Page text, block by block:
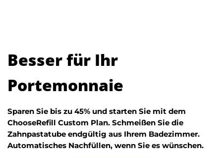
Besser für Ihr
Portemonnaie
Sparen Sie bis zu 45% und starten Sie mit dem
ChooseRefill Custom Plan. Schmeißen Sie die
Zahnpastatube endgültig aus Ihrem Badezimmer.
Automatisches Nachfüllen, wenn Sie es wünschen.